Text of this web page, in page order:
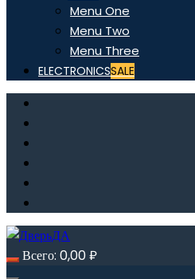
Menu One
Menu Two
Menu Three
ELECTRONICSSALE
Всего: 0,00₽